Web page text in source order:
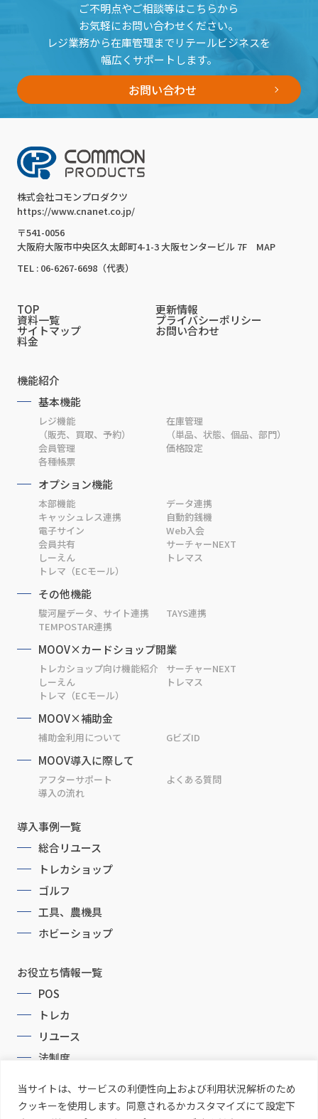
当サイトは、サービスの利便性向上および利用状況解析のため
クッキーを使用します。同意されるかカスタマイズにて設定下
ご不明点やご相談等はこちらから
お気軽にお問い合わせください。
レジ業務から在庫管理までリテールビジネスを
幅広くサポートします。
お問い合わせ
株式会社コモンプロダクツ
https://www.cnanet.co.jp/
〒541-0056
大阪府大阪市中央区久太郎町4-1-3 大阪センタービル 7F
MAP
TEL : 06-6267-6698（代表）
TOP 更新情報
資料一覧 プライバシーポリシー
サイトマップ お問い合わせ
料金
機能紹介
基本機能
レジ機能
（販売、買取、予約）
在庫管理
（単品、状態、個品、部門）
会員管理
価格設定
各種帳票
オプション機能
本部機能
データ連携
キャッシュレス連携
自動釣銭機
電子サイン
Web入会
会員共有
サーチャーNEXT
しーえん
トレマス
トレマ（ECモール）
その他機能
駿河屋データ、サイト連携
TAYS連携
TEMPOSTAR連携
MOOV×カードショップ開業
トレカショップ向け機能紹介
サーチャーNEXT
しーえん
トレマス
トレマ（ECモール）
MOOV×補助金
補助金利用について GビズID
MOOV導入に際して
アフターサポート
よくある質問
導入の流れ
導入事例一覧
総合リユース
トレカショップ
ゴルフ
工具、農機具
ホビーショップ
お役立ち情報一覧
POS
トレカ
リユース
法制度